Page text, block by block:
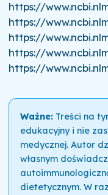
https://
https://
https://
https://
https://
Ważne:Treści na
edukacyjny i nie
medycznej. Autor
własnym
dietetycznym. W